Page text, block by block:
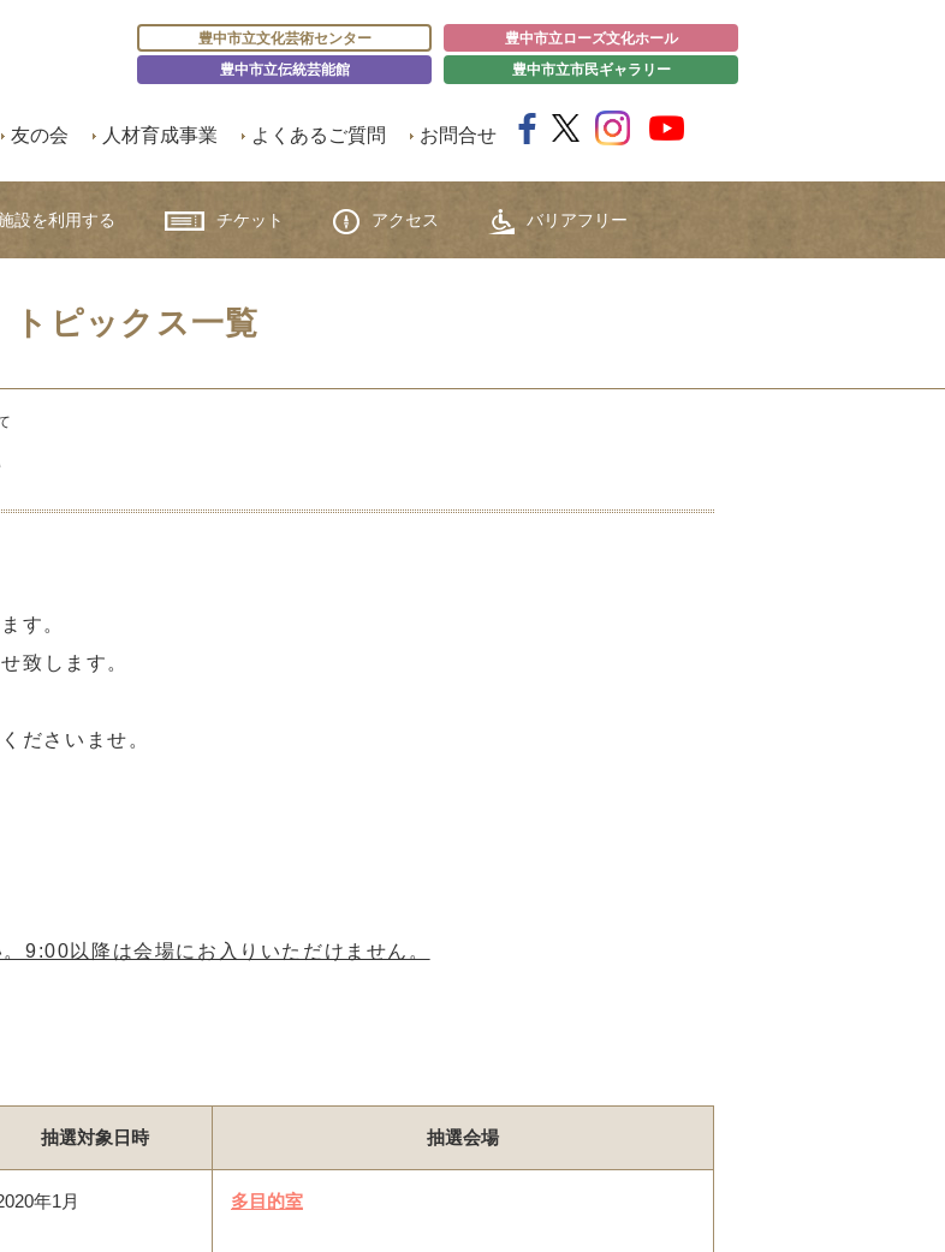
豊中市立文化芸術センター
豊中市立ローズ文化ホール
豊中市立伝統芸能館
豊中市立市民ギャラリー
友の会 人材育成事業 よくあるご質問 お問合せ
設を利用する チケット アクセス バリアフリー
トピックス一覧
す。
致します。
ださいませ。
9:00以降は会場にお入りいただけません。
抽選対象日時 抽選会場
年1月 多目的室